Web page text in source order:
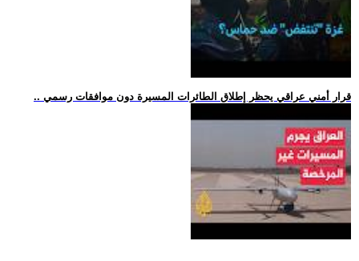
.. قرار أمني عراقي يحظر إطلاق الطائرات المسيرة دون موافقات رسمي